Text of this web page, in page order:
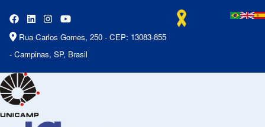
Rua Carlos Gomes, 250 - CEP: 13083-855
- Campinas, SP, Brasil